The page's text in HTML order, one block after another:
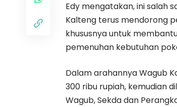
Edy mengatakan, ini salah
Kalteng terus mendorong
khususnya untuk
pemenuhan kebutuhan
Dalam arahannya Wagub
300 ribu rupiah, kemudian
Wagub, Sekda dan